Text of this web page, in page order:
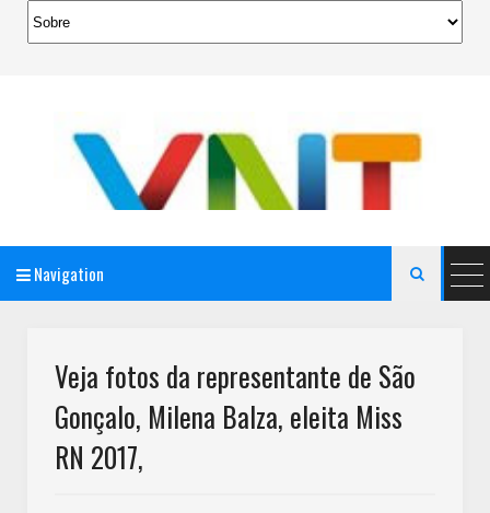
Navigation 
Veja fotos da representante de São
Gonçalo, Milena Balza, eleita Miss
RN 2017,